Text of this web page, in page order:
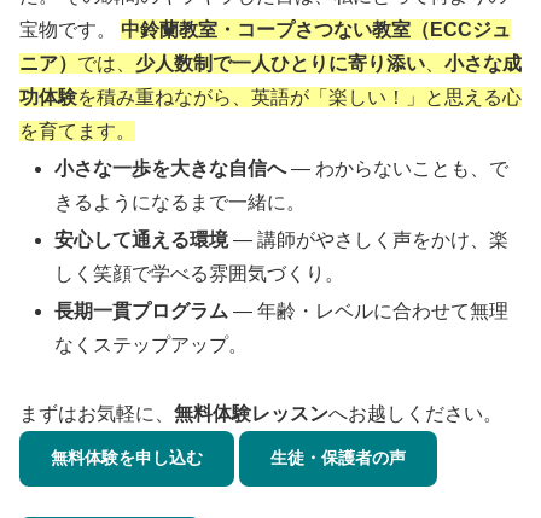
宝物です。 中鈴蘭教室・コープさつない教室 （ECCジュ
ニア） では、 少人数制で一人ひとりに寄り添い
小さな成
功体験を積み重ねながら、英語が「楽しい！」と思える心
を育てます。
小さな一歩を大きな自信へ— わからないことも、で
きるようになるまで一緒に。
安心して通える環境— 講師がやさしく声をかけ、楽
しく笑顔で学べる雰囲気づくり。
長期一貫プログラム — 年齢・レベルに合わせて無理
なくステップアップ。
まずはお気軽に、 無料体験レッスンへお越しください。
無料体験を申し込む 生徒・保護者の声